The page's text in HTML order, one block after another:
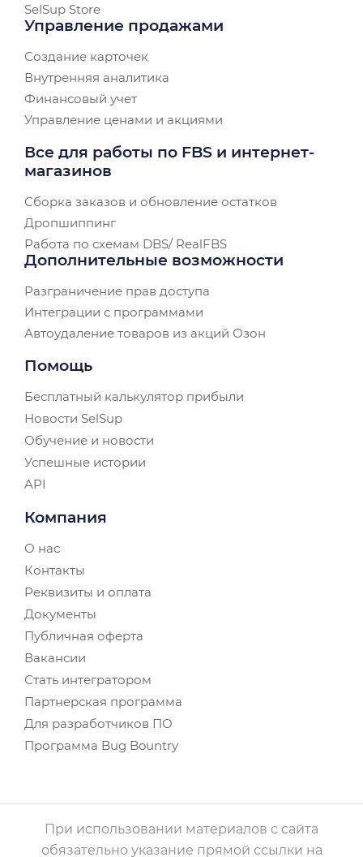
SelSup Store
Управление продажами
Создание карточек
Внутренняя аналитика
Финансовый учет
Управление ценами и акциями
Все для работы по FBS и интернет-
магазинов
Сборка заказов и обновление остатков
Дропшиппинг
Работа по схемам DBS/ RealFBS
Дополнительные возможности
Разграничение прав доступа
Интеграции с программами
Автоудаление товаров из акций Озон
Помощь
Бесплатный калькулятор прибыли
Новости SelSup
Обучение и новости
Успешные истории
API
Компания
О нас
Контакты
Реквизиты и оплата
Документы
Публичная оферта
Вакансии
Стать интегратором
Партнерская программа
Для разработчиков ПО
Программа Bug Bountry
При использовании материалов с сайта
обязательно указание прямой ссылки на